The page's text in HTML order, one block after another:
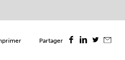
Partager